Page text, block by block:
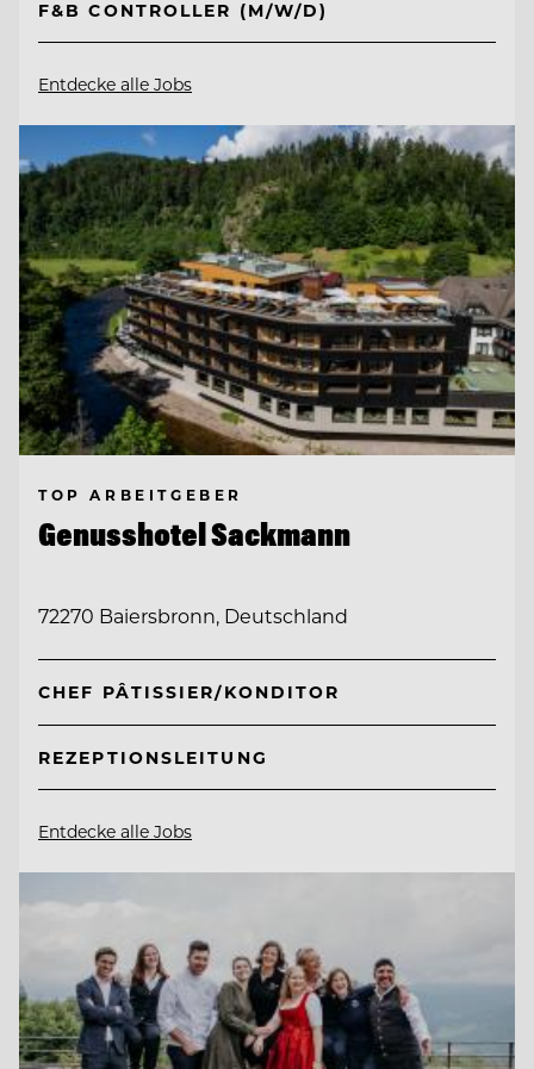
F&B CONTROLLER (M/W/D)
Entdecke alle Jobs
TOP ARBEITGEBER
Genusshotel Sackmann
72270 Baiersbronn, Deutschland
CHEF PÂTISSIER/KONDITOR
REZEPTIONSLEITUNG
Entdecke alle Jobs